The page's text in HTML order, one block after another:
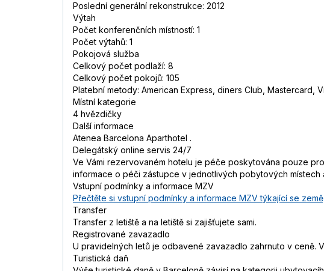
Poslední generální rekonstrukce: 2012
Výtah
Počet konferenčních místností: 1
Počet výtahů: 1
Pokojová služba
Celkový počet podlaží: 8
Celkový počet pokojů: 105
Platební metody: American Express, diners Club, Mastercard,
Místní kategorie
4 hvězdičky
Další informace
Atenea Barcelona Aparthotel .
Delegátský online servis 24/7
Ve Vámi rezervovaném hotelu je péče poskytována pouze
informace o péči zástupce v jednotlivých pobytových
Vstupní podmínky a informace MZV
Přečtěte si vstupní podmínky a informace MZV týkající se
Transfer
Transfer z letiště a na letiště si zajišťujete sami.
Registrované zavazadlo
U pravidelných letů je odbavené zavazadlo zahrnuto v ceně.
Turistická daň